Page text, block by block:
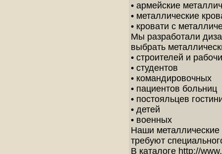
• армейские
• металлические
• кровати с
Мы разработали
выбрать
• строителей и
• студентов
• командировочных
• пациентов больниц
• постояльцев
• детей
• военных
Наши металлические
требуют
В каталоге http://